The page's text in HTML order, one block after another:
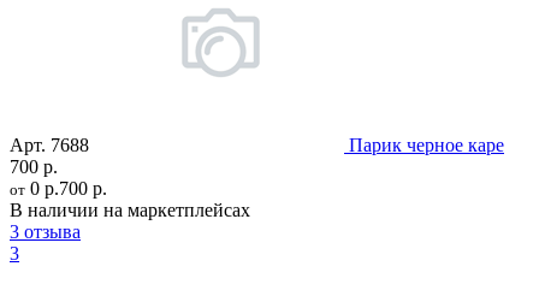
Арт. 7688
Парик черное каре
700 р.
от 0 р.700 р.
В наличии на маркетплейсах
3 отзыва
3